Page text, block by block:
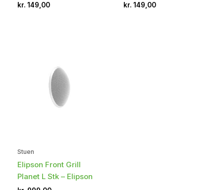
kr. 149,00 kr. 149,00
Stuen
Elipson Front Grill
Planet L Stk – Elipson